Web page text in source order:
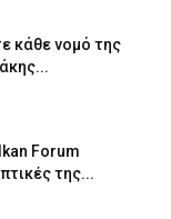
κάθε νομό της
Forum
της...